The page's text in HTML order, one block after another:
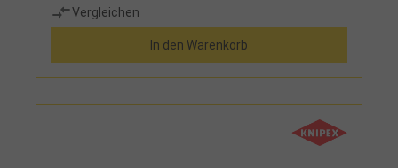
Vergleichen
In den Warenkorb